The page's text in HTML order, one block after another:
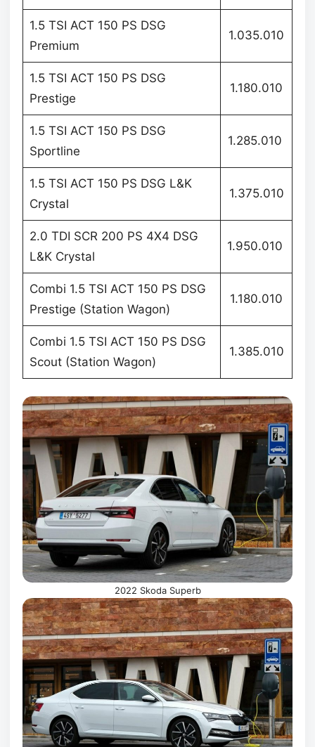
1.5 TSI ACT 150 PS DSG
Premium
1.035.010
1.5 TSI ACT 150 PS DSG
Prestige
1.180.010
1.5 TSI ACT 150 PS DSG
Sportline
1.285.010
1.5 TSI ACT 150 PS DSG L&K
Crystal
1.375.010
2.0 TDI SCR 200 PS 4X4 DSG
L&K Crystal
1.950.010
Combi 1.5 TSI ACT 150 PS DSG
Prestige (Station Wagon)
1.180.010
Combi 1.5 TSI ACT 150 PS DSG
Scout (Station Wagon)
1.385.010
2022 Skoda Superb